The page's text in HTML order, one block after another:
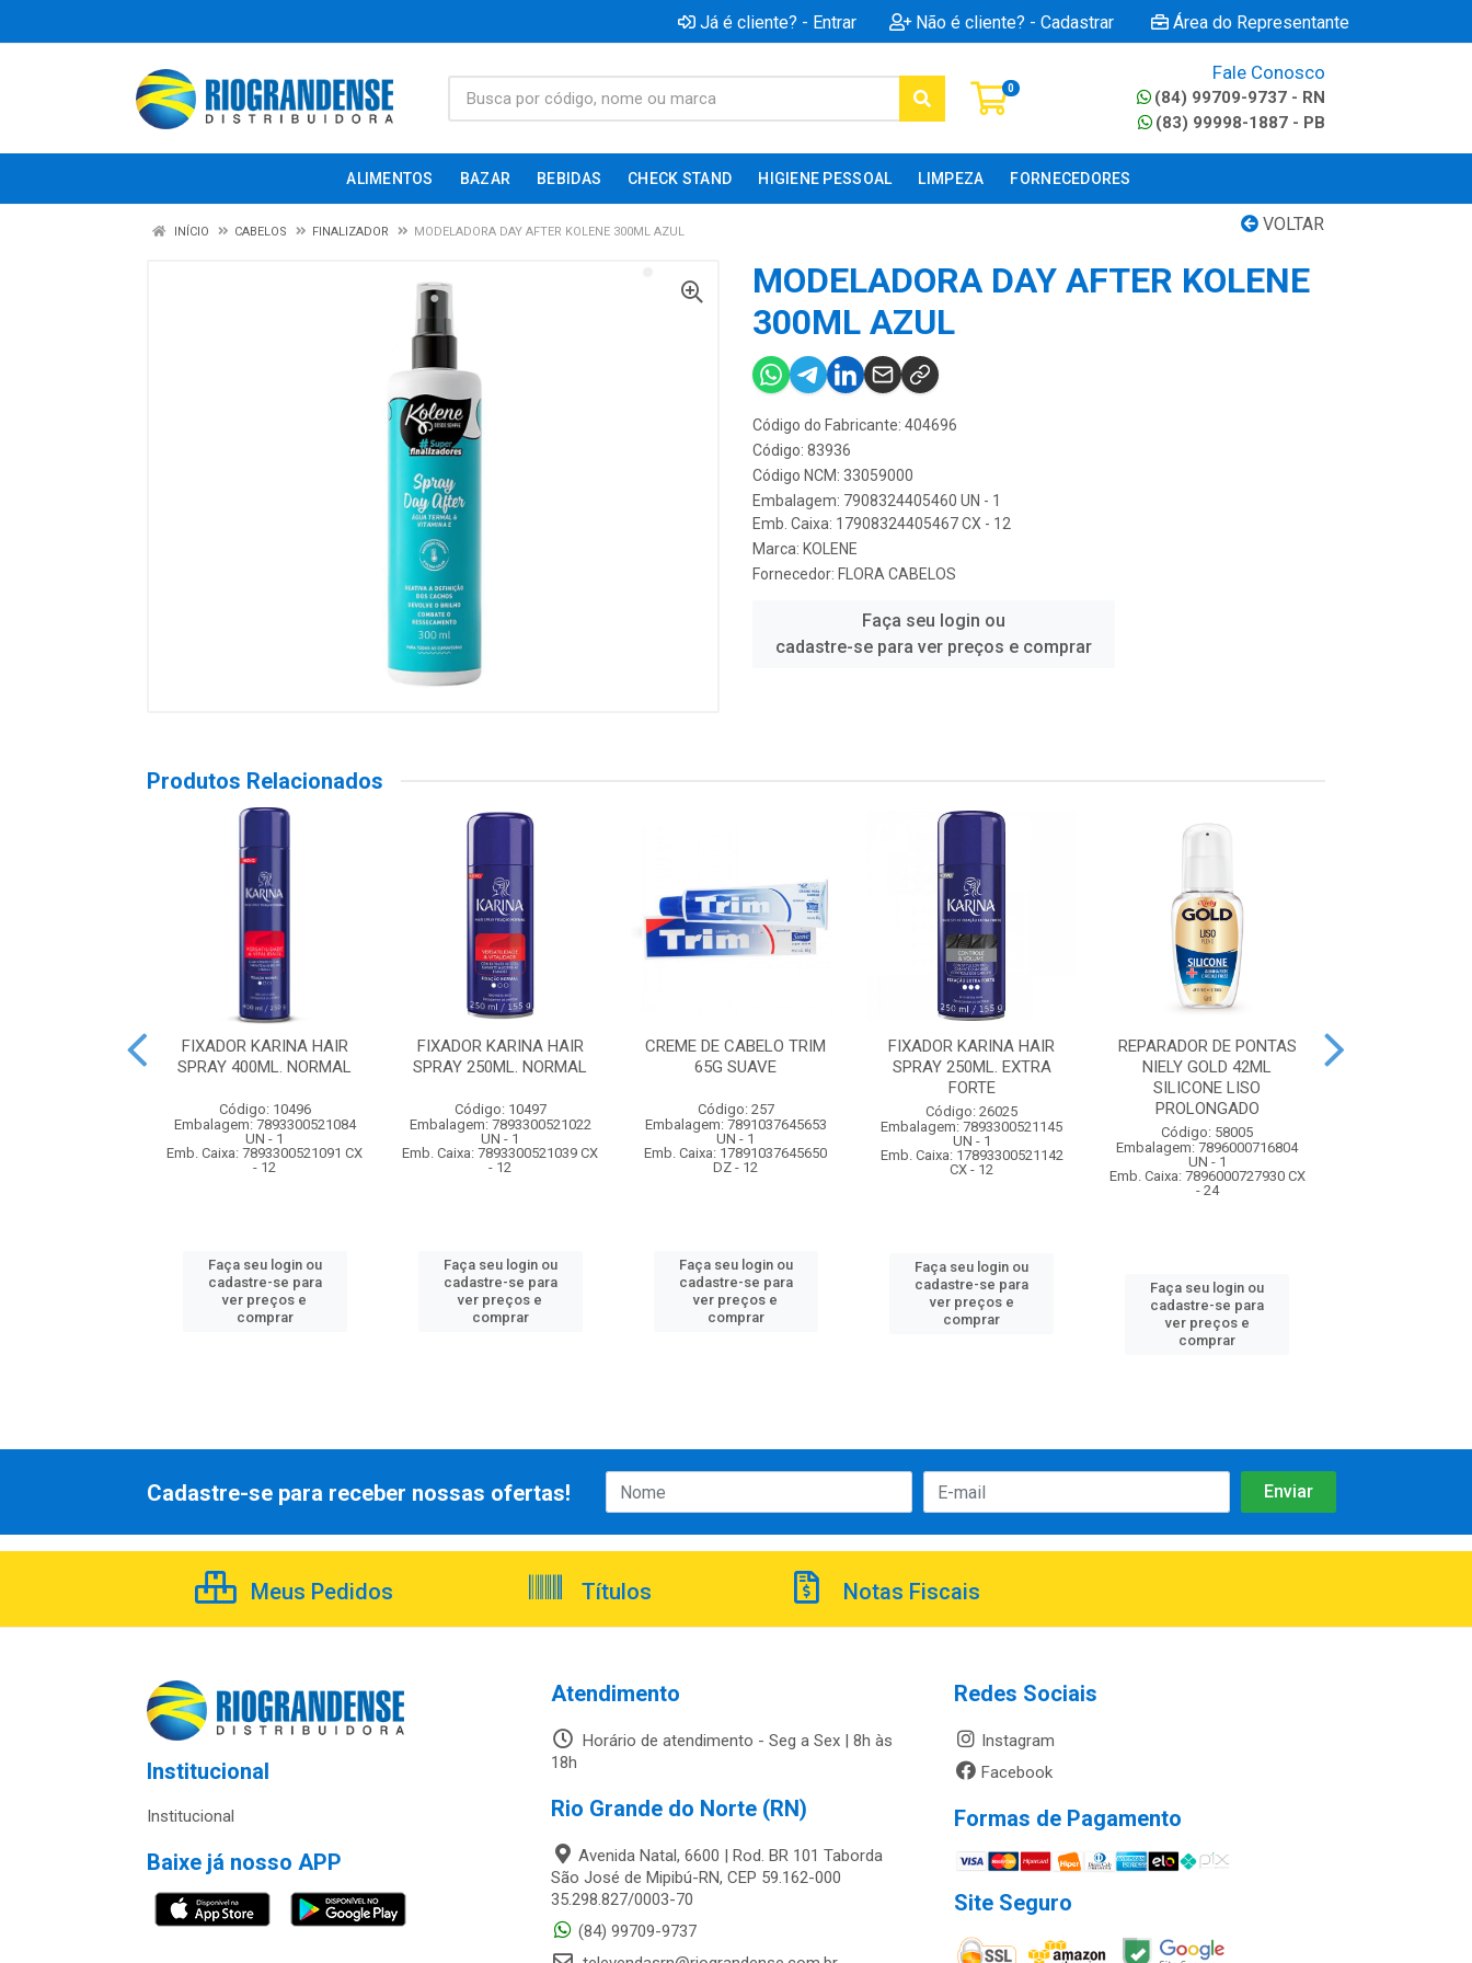
Já é cliente? - Entrar Não é cliente? - Cadastrar Área do Representante
0
Fale Conosco
(84) 99709-9737 - RN
(83) 99998-1887 - PB
ALIMENTOS BAZAR BEBIDAS CHECK STAND HIGIENE PESSOAL LIMPEZA FORNECEDORES
VOLTAR
INÍCIO CABELOS FINALIZADOR MODELADORA DAY AFTER KOLENE 300ML AZUL
MODELADORA DAY AFTER KOLENE
300ML AZUL
Código do Fabricante: 404696
Código: 83936
Código NCM: 33059000
Embalagem: 7908324405460 UN - 1
Emb. Caixa: 17908324405467 CX - 12
Marca: KOLENE
Fornecedor: FLORA CABELOS
Faça seu login ou
cadastre-se para ver preços e comprar
Produtos Relacionados
FIXADOR KARINA HAIR
SPRAY 400ML. NORMAL
Código: 10496
Embalagem: 7893300521084
UN - 1
Emb. Caixa: 7893300521091 CX
- 12
Faça seu login ou
cadastre-se para
ver preços e
comprar
FIXADOR KARINA HAIR
SPRAY 250ML. NORMAL
Código: 10497
Embalagem: 7893300521022
UN - 1
Emb. Caixa: 7893300521039 CX
- 12
Faça seu login ou
cadastre-se para
ver preços e
comprar
CREME DE CABELO TRIM
65G SUAVE
Código: 257
Embalagem: 7891037645653
UN - 1
Emb. Caixa: 17891037645650
DZ - 12
Faça seu login ou
cadastre-se para
ver preços e
comprar
FIXADOR KARINA HAIR
SPRAY 250ML. EXTRA
FORTE
Código: 26025
Embalagem: 7893300521145
UN - 1
Emb. Caixa: 17893300521142
CX - 12
Faça seu login ou
cadastre-se para
ver preços e
comprar
REPARADOR DE PONTAS
NIELY GOLD 42ML
SILICONE LISO
PROLONGADO
Código: 58005
Embalagem: 7896000716804
UN - 1
Emb. Caixa: 7896000727930 CX
- 24
Faça seu login ou
cadastre-se para
ver preços e
comprar
Cadastre-se para receber nossas ofertas!
Meus Pedidos Títulos Notas Fiscais
Institucional
Institucional
Baixe já nosso APP
Atendimento
Horário de atendimento - Seg a Sex | 8h às
18h
Rio Grande do Norte (RN)
Avenida Natal, 6600 | Rod. BR 101 Taborda
São José de Mipibú-RN, CEP 59.162-000
35.298.827/0003-70
(84) 99709-9737
Redes Sociais
Instagram
Facebook
Formas de Pagamento
Site Seguro